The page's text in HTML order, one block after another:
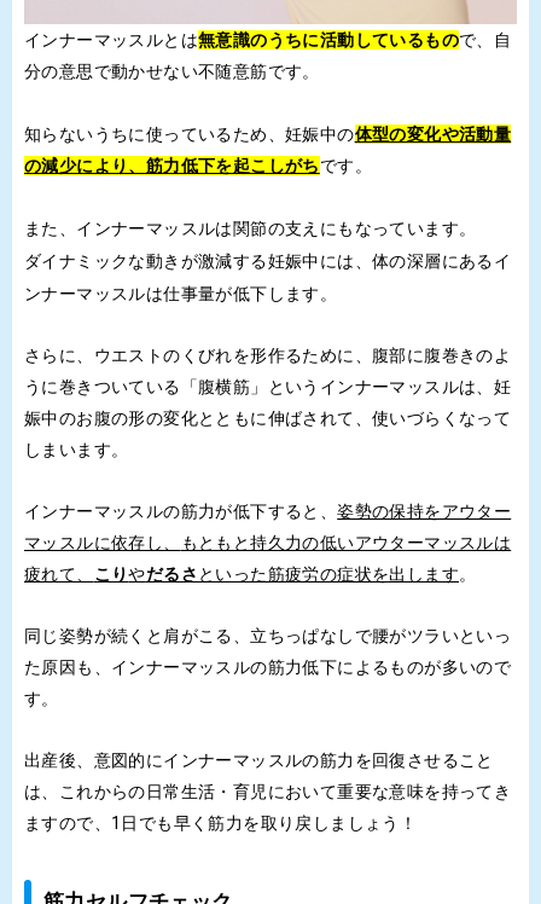
インナーマッスルとは無意識のうちに活動しているもので、自
分の意思で動かせない不随意筋です。
知らないうちに使っているため、妊娠中の体型の変化や活動量
の減少により、筋力低下を起こしがちです。
また、インナーマッスルは関節の支えにもなっています。
ダイナミックな動きが激減する妊娠中には、体の深層にあるイ
ンナーマッスルは仕事量が低下します。
さらに、ウエストのくびれを形作るために、 腹部に腹巻きのよ
うに巻きついている
「腹横筋」というインナーマッスルは、妊
娠中のお腹の形の変化とともに伸ばされて、使いづらくなって
しまいます。
インナーマッスルの筋力が低下すると、姿勢の保持をアウター
マッスルに依存し、
もともと持久力の低いアウターマッスルは
疲れて、 こりやだるさ といった筋疲労の症状を出します。
同じ姿勢が続くと肩がこる、立ちっぱなしで腰がツラいといっ
た原因も、 インナーマッスルの筋力低下によるものが多いので
す。
出産後、意図的にインナーマッスルの筋力を回復させること
は、これからの日常生活・育児において重要な意味を持ってき
ますので、1日でも早く筋力を取り戻しましょう！